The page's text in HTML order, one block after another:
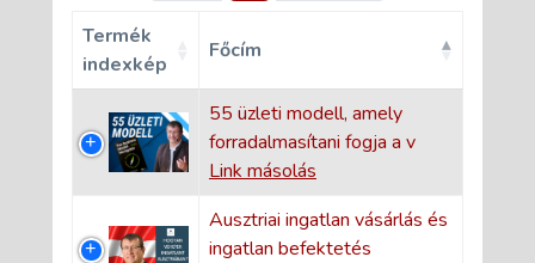
Termék
indexkép
Főcím
55 üzleti modell, amely
forradalmasítani fogja a v
Link másolás
Ausztriai ingatlan vásárlás és
ingatlan befektetés